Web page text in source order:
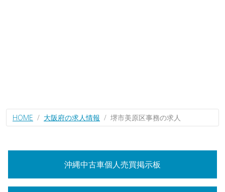
HOME 大阪府の求人情報 堺市美原区事務の求人
沖縄中古車個人売買掲示板